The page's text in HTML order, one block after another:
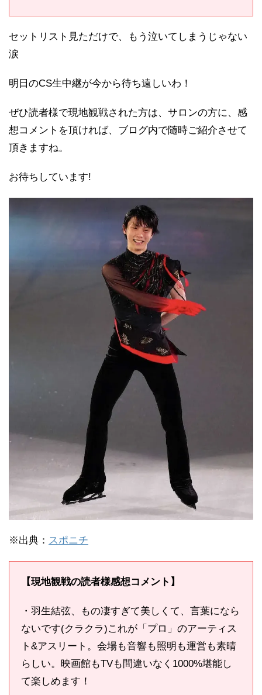
セットリスト見ただけで、もう泣いてしまうじゃない
涙
明日のCS生中継が今から待ち遠しいわ！
ぜひ読者様で現地観戦された方は、サロンの方に、感
想コメントを頂ければ、ブログ内で随時ご紹介させて
頂きますね。
お待ちしています!
※出典： スポニチ
【現地観戦の読者様感想コメント】
・羽生結弦、もの凄すぎて美しくて、言葉になら
ないです(クラクラ)これが「プロ」のアーティス
ト&アスリート。会場も音響も照明も運営も素晴
らしい。映画館もTVも間違いなく1000%堪能し
て楽しめます！